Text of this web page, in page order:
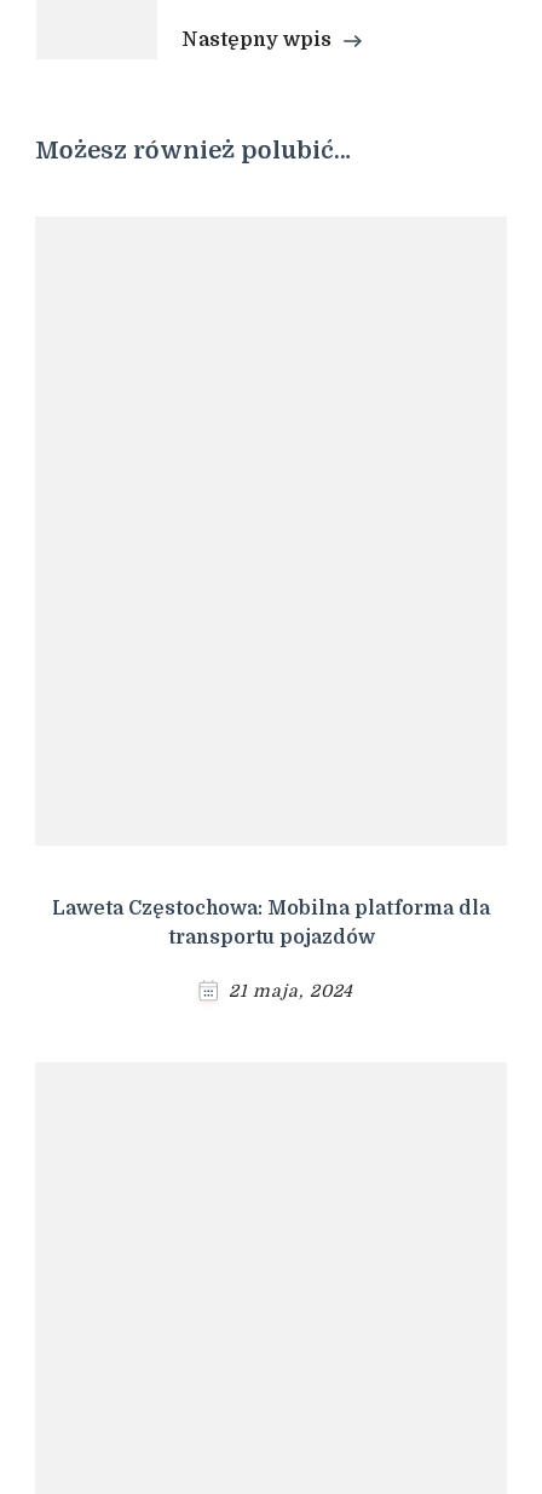
Następny wpis
Możesz również polubić…
Laweta Częstochowa: Mobilna platforma dla
transportu pojazdów
21 maja, 2024